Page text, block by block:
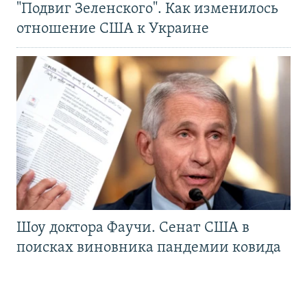
"Подвиг Зеленского". Как изменилось
отношение США к Украине
Шоу доктора Фаучи. Сенат США в
поисках виновника пандемии ковида